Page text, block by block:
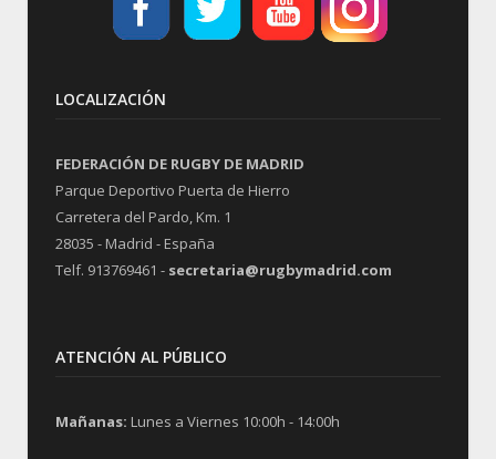
LOCALIZACIÓN
FEDERACIÓN DE RUGBY DE MADRID
Parque Deportivo Puerta de Hierro
Carretera del Pardo, Km. 1
28035 - Madrid - España
Telf. 913769461 - secretaria@rugbymadrid.com
ATENCIÓN AL PÚBLICO
Mañanas: Lunes a Viernes 10:00h - 14:00h